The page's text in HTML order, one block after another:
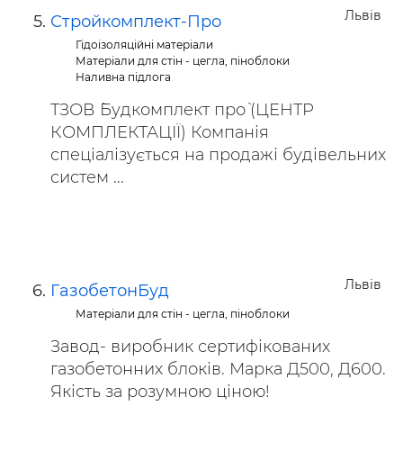
Львів
Стройкомплект-Про
Гідоізоляційні матеріали
Матеріали для стін - цегла, піноблоки
Наливна підлога
ТЗОВ `Будкомплект про` (ЦЕНТР
КОМПЛЕКТАЦІЇ) Компанія
спеціалізується на продажі будівельних
систем ...
Львів
ГазобетонБуд
Матеріали для стін - цегла, піноблоки
Завод- виробник сертифікованих
газобетонних блоків. Марка Д500, Д600.
Якість за розумною ціною!